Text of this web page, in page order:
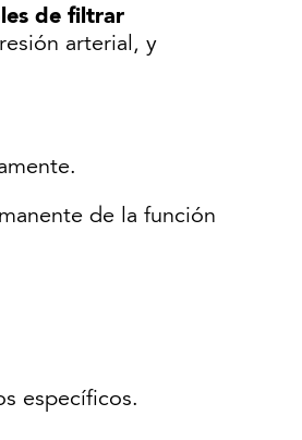
de filtrar
arterial, y
de la función
específicos.